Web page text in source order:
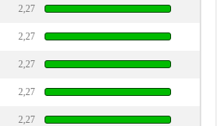
2,27
2,27
2,27
2,27
2,27